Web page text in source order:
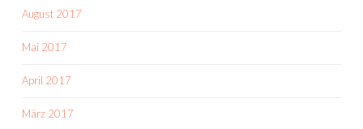
August 2017
Mai 2017
April 2017
März 2017